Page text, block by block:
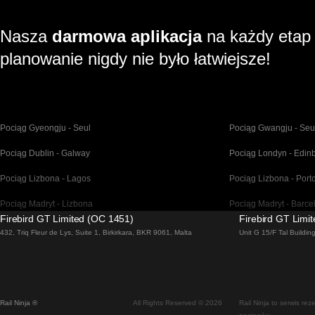
Nasza darmowa aplikacjana każdy
planowanie nigdy nie było łatwiejsze!
Pociąg Gyeongju - Seul Pociąg Gwangju - Seul
Pociąg Dublin - Galway Pociąg Londyn -
Pociąg Lizbona - Lagos Pociąg Lizbona - Porto
Pociąg Madryt - Lizbona Pociąg Madryt -
Pociąg Malaga - Madryt Pociąg Barcelona -
Pociąg Wiedeń - Praga Pociąg Seul - Ulsan
Firebird GT Limited (OC 1451)
432, Triq Fleur de Lys, Suite 1, Birkirkara, BKR 9061, Malta
Firebird GT
Unit G 15/F Tal
Rail Ninja ® All Rights Reserved © 2026
Rail Ninja to serwis